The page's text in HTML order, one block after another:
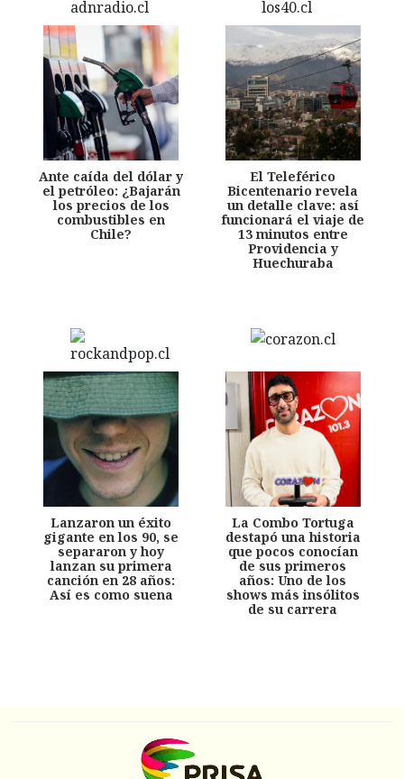
Ante caída del dólar y
el petróleo: ¿Bajarán
los precios de los
combustibles en
Chile?
El Teleférico
Bicentenario revela
un detalle clave: así
funcionará el viaje de
13 minutos entre
Providencia y
Huechuraba
Lanzaron un éxito
gigante en los 90, se
separaron y hoy
lanzan su primera
canción en 28 años:
Así es como suena
La Combo Tortuga
destapó una historia
que pocos conocían
de sus primeros
años: Uno de los
shows más insólitos
de su carrera